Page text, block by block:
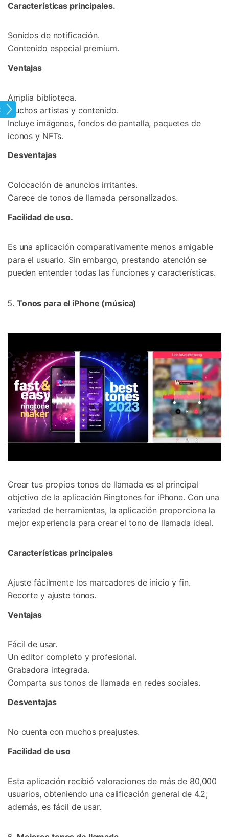
Características principales.
Sonidos de notificación.
Contenido especial premium.
Ventajas
Amplia biblioteca.
Muchos artistas y contenido.
Incluye imágenes, fondos de pantalla, paquetes de
iconos y NFTs.
Desventajas
Colocación de anuncios irritantes.
Carece de tonos de llamada personalizados.
Facilidad de uso.
Es una aplicación comparativamente menos amigable
para el usuario. Sin embargo, prestando atención se
pueden entender todas las funciones y características.
Tonos para el iPhone (música)
Crear tus propios tonos de llamada es el principal
objetivo de la aplicación Ringtones for iPhone. Con una
variedad de herramientas, la aplicación proporciona la
mejor experiencia para crear el tono de llamada ideal.
Características principales
Ajuste fácilmente los marcadores de inicio y fin.
Recorte y ajuste tonos.
Ventajas
Fácil de usar.
Un editor completo y profesional.
Grabadora integrada.
Comparta sus tonos de llamada en redes sociales.
Desventajas
No cuenta con muchos preajustes.
Facilidad de uso
Esta aplicación recibió valoraciones de más de 80,000
usuarios, obteniendo una calificación general de 4.2;
además, es fácil de usar.